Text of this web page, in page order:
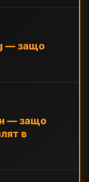
— защо
— защо
в